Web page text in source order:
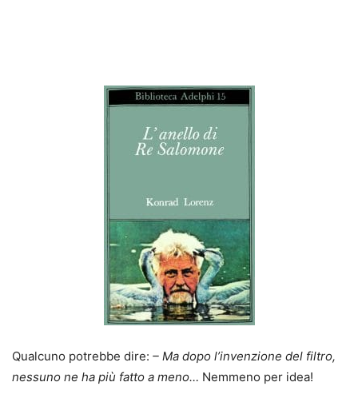
Qualcuno potrebbe dire: – Ma dopo l’invenzione del filtro,
nessuno ne ha più fatto a meno… Nemmeno per idea!